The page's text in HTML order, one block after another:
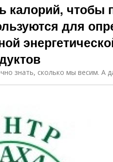
калорий, чтобы
для
знать, сколько мы весим. А